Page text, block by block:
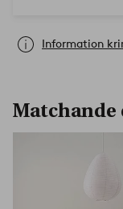
Information
Matchande